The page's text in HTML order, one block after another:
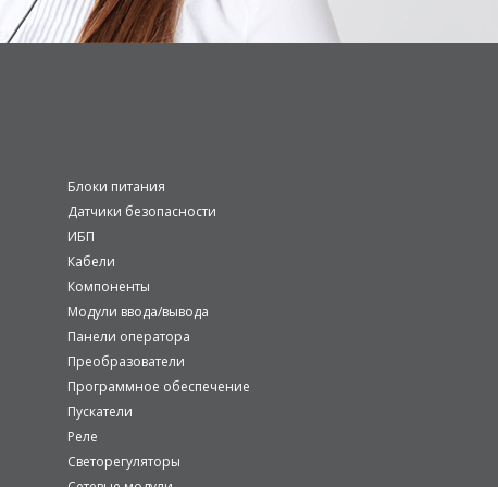
Блоки питания
Датчики безопасности
ИБП
Кабели
Компоненты
Модули ввода/вывода
Панели оператора
Преобразователи
Программное обеспечение
Пускатели
Реле
Светорегуляторы